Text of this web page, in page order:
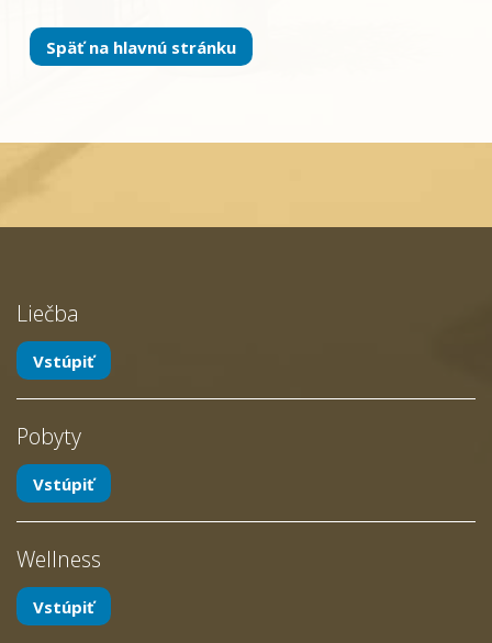
Späť na hlavnú stránku
Liečba
Vstúpiť
Pobyty
Vstúpiť
Wellness
Vstúpiť